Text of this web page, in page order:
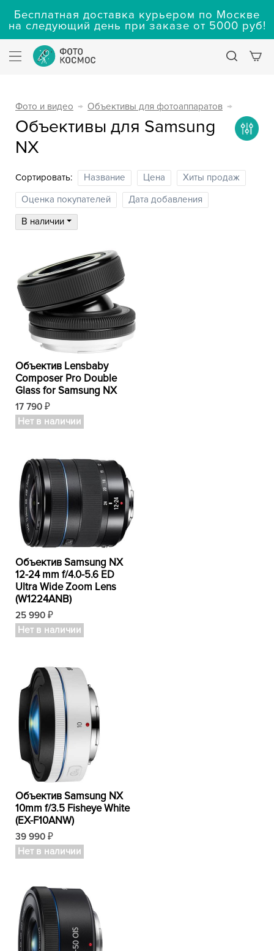
Бесплатная доставка курьером по Москве
на следующий день при заказе от 5000 руб!
Фото и видео → Объективы для фотоаппаратов →
Объективы для Samsung
NX
Сортировать: Название Цена
Хиты продаж
Оценка покупателей
Дата добавления
В наличии
Объектив Lensbaby
Composer Pro Double
Glass for Samsung NX
17 790 ₽
Нет в наличии
Объектив Samsung NX
12-24 mm f/4.0-5.6 ED
Ultra Wide Zoom Lens
(W1224ANB)
25 990 ₽
Нет в наличии
Объектив Samsung NX
10mm f/3.5 Fisheye White
(EX-F10ANW)
39 990 ₽
Нет в наличии